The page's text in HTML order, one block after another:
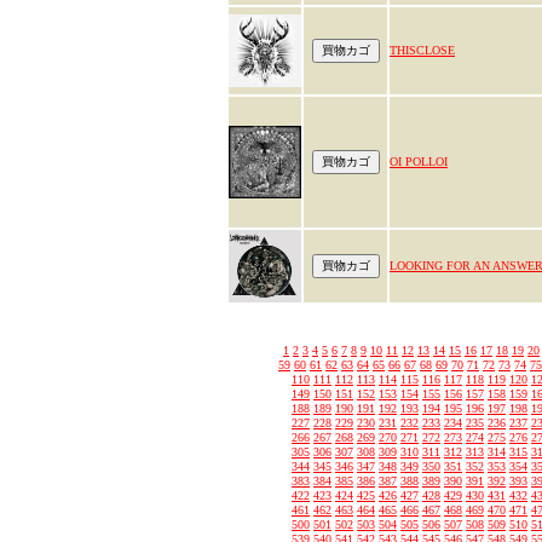
THISCLOSE
OI POLLOI
LOOKING FOR AN ANSWER
1 2 3 4 5 6 7 8 9 10 11 12 13 14 15 16 17 18 19 20
59 60 61 62 63 64 65 66 67 68 69 70 71 72 73 74 75
110 111 112 113 114 115 116 117 118 119 120
149 150 151 152 153 154 155 156 157 158 159
188 189 190 191 192 193 194 195 196 197 198
227 228 229 230 231 232 233 234 235 236 237
266 267 268 269 270 271 272 273 274 275 276
305 306 307 308 309 310 311 312 313 314 315
344 345 346 347 348 349 350 351 352 353 354
383 384 385 386 387 388 389 390 391 392 393
422 423 424 425 426 427 428 429 430 431 432
461 462 463 464 465 466 467 468 469 470 471
500 501 502 503 504 505 506 507 508 509 510
539 540 541 542 543 544 545 546 547 548 549